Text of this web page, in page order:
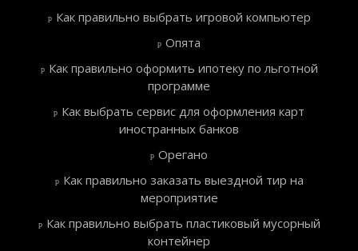
Как правильно выбрать игровой компьютер
Опята
Как правильно оформить ипотеку по льготной
программе
Как выбрать сервис для оформления карт
иностранных банков
Орегано
Как правильно заказать выездной тир на
мероприятие
Как правильно выбрать пластиковый мусорный
контейнер